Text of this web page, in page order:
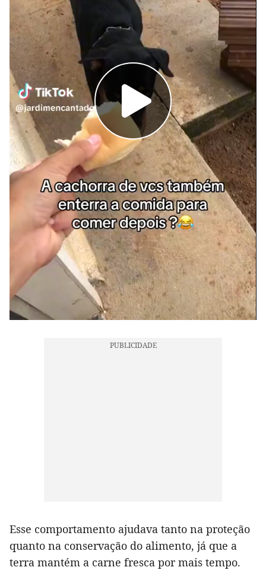
Esse comportamento ajudava tanto na proteção
quanto na conservação do alimento, já que a
terra mantém a carne fresca por mais tempo.